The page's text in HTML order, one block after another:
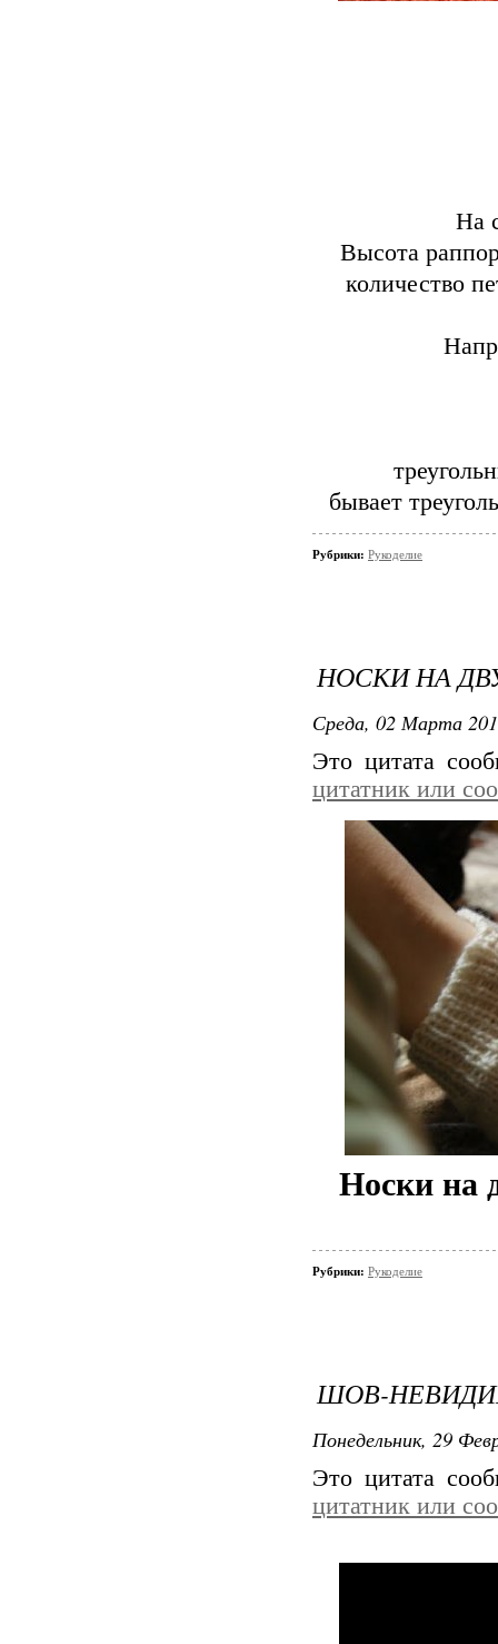
На
Высота
количество
бывает
Рубрики: Рукоделие
НОСКИ НА
Среда, 02 Марта
Это цитата
цитатник или
Носки на
Рубрики: Рукоделие
ШОВ-
Понедельник, 29
Это цитата
цитатник или